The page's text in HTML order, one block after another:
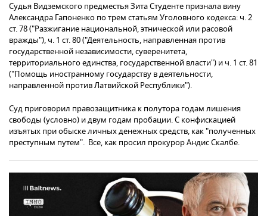
Судья Видземского предместья Зита Студенте признала вину
Александра Гапоненко по трем статьям Уголовного кодекса: ч. 2
ст. 78 ("Разжигание национальной, этнической или расовой
вражды"), ч. 1 ст. 80 ("Деятельность, направленная против
государственной независимости, суверенитета,
территориального единства, государственной власти") и ч. 1 ст. 81
("Помощь иностранному государству в деятельности,
направленной против Латвийской Республики").
Суд приговорил правозащитника к полутора годам лишения
свободы (условно) и двум годам пробации. С конфискацией
изъятых при обыске личных денежных средств, как "полученных
преступным путем". Все, как просил прокурор Андис Скалбе.